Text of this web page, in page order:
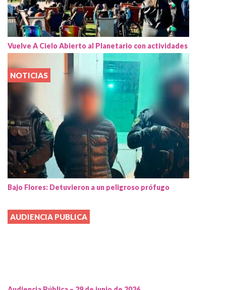
Vuelve A Cielo Abierto al Planetario con actividades
NOTICIAS
Bajo Flores: Detuvieron a un peligroso prófugo
AUDIENCIA PUBLICA